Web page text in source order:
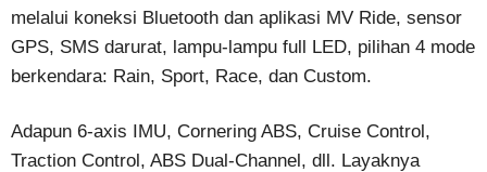
melalui koneksi Bluetooth dan aplikasi MV Ride, sensor
GPS, SMS darurat, lampu-lampu full LED, pilihan 4 mode
berkendara: Rain, Sport, Race, dan Custom.
Adapun 6-axis IMU, Cornering ABS, Cruise Control,
Traction Control, ABS Dual-Channel, dll. Layaknya